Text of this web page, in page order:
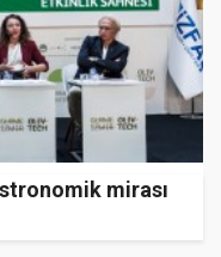
mirası